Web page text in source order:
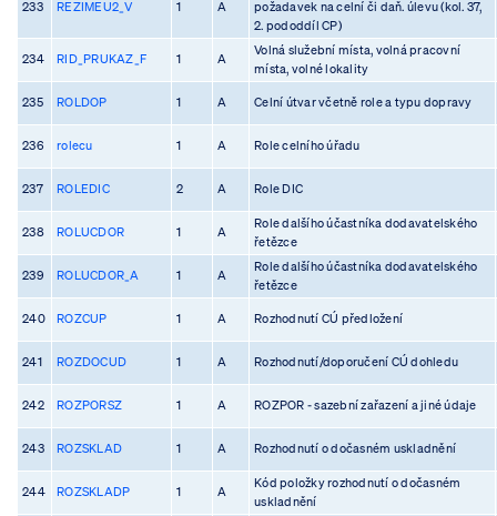
233 REZIMEU2_V 1 A
požadavek na celní či daň. úlevu (kol. 37,
2. pododdíl CP)
234 RID_PRUKAZ_F 1 A
Volná služební místa, volná pracovní
místa, volné lokality
235 ROLDOP 1 A Celní útvar včetně role a typu dopravy
236 rolecu 1 A Role celního úřadu
237 ROLEDIC 2 A Role DIC
238 ROLUCDOR 1 A
Role dalšího účastníka dodavatelského
řetězce
239 ROLUCDOR_A 1 A
Role dalšího účastníka dodavatelského
řetězce
240 ROZCUP 1 A Rozhodnutí CÚ předložení
241 ROZDOCUD 1 A Rozhodnutí/doporučení CÚ dohledu
242 ROZPORSZ 1 A ROZPOR - sazební zařazení a jiné údaje
243 ROZSKLAD 1 A Rozhodnutí o dočasném uskladnění
244 ROZSKLADP 1 A
Kód položky rozhodnutí o dočasném
uskladnění